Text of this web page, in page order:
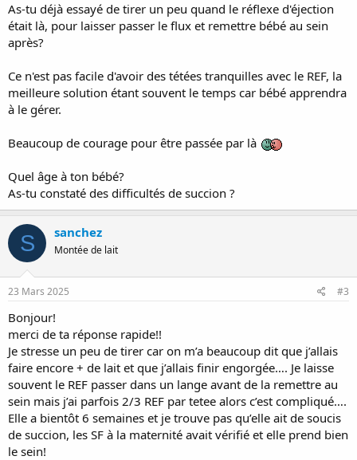
As-tu déjà essayé de tirer un peu quand le réflexe d'éjection
était là, pour laisser passer le flux et remettre bébé au sein
après?
Ce n'est pas facile d'avoir des tétées tranquilles avec le REF, la
meilleure solution étant souvent le temps car bébé apprendra
à le gérer.
Beaucoup de courage pour être passée par là
Quel âge à ton bébé?
As-tu constaté des difficultés de succion ?
S sanchez
Montée de lait
23 Mars 2025 #3
Bonjour!
merci de ta réponse rapide!!
Je stresse un peu de tirer car on m’a beaucoup dit que j’allais
faire encore + de lait et que j’allais finir engorgée…. Je laisse
souvent le REF passer dans un lange avant de la remettre au
sein mais j’ai parfois 2/3 REF par tetee alors c’est compliqué….
Elle a bientôt 6 semaines et je trouve pas qu’elle ait de soucis
de succion, les SF à la maternité avait vérifié et elle prend bien
le sein!